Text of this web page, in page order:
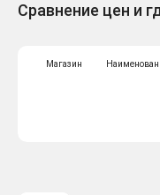
Сравнение цен и
Магазин